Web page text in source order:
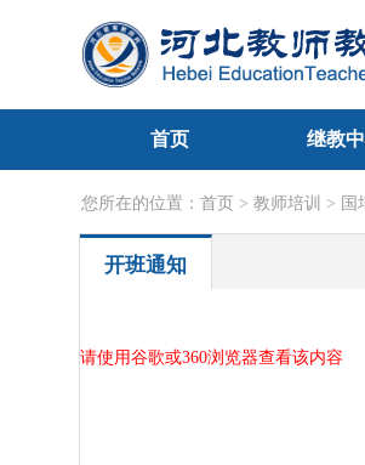
首页 继教
您所在的位置：首页 >教师培训 > 国
开班通知
请使用谷歌或360浏览器查看该内容